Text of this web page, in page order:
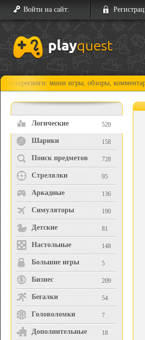
Войти на сайт:
мини игры, обзоры, комментарии,
Логические 520
Шарики 158
Поиск предметов 728
Стрелялки 95
Аркадные 136
Симуляторы 190
Детские 81
Настольные 148
Большие игры 5
Бизнес 209
Бегалки 54
Головоломки 7
Дополнительные 18